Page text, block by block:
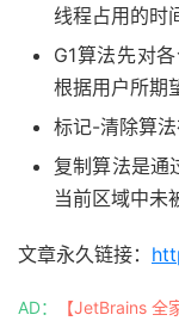
线程占用的时
G1算法先对
根据用户所期
标记-清除算
复制算法是通
当前区域中未
文章永久链接：
AD： 【JetBrains 全